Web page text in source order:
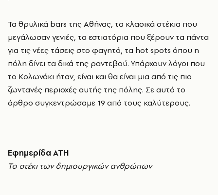
Τα θρυλικά bars της Αθήνας, τα κλασικά στέκια που
μεγάλωσαν γενιές, τα εστιατόρια που ξέρουν τα πάντα
για τις νέες τάσεις στο φαγητό, τα hot spots όπου η
πόλη δίνει τα δικά της ραντεβού. Υπάρχουν λόγοι που
το Κολωνάκι ήταν, είναι και θα είναι μια από τις πιο
ζωντανές περιοχές αυτής της πόλης. Σε αυτό το
άρθρο συγκεντρώσαμε 19 από τους καλύτερους.
Εφημερίδα ATH
Το στέκι των δημιουργικών ανθρώπων